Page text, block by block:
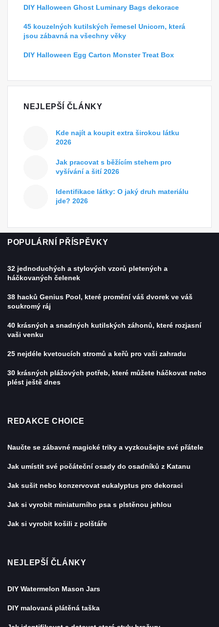
DIY Halloween Ghost Luminary Bags dekorace
45 kouzelných kutilských řemesel Unicorn, která
jsou zábavná na všechny věky
DIY Halloween Egg Carton Monster Treat Box
NEJLEPŠÍ ČLÁNKY
Kde najít a koupit extra širokou látku
2026
Jak pracovat s běžícím stehem pro
vyšívání a šití 2026
Identifikace látky: O jaký druh materiálu
jde? 2026
POPULÁRNÍ PŘÍSPĚVKY
32 jednoduchých a stylových vzorů pletených a
háčkovaných čelenek
38 hacků Genius Pool, které promění váš dvorek ve váš
soukromý ráj
40 krásných a snadných kutilských záhonů, které rozjasní
vaši venku
25 nejdéle kvetoucích stromů a keřů pro vaši zahradu
30 krásných plážových potřeb, které můžete háčkovat nebo
plést ještě dnes
REDAKCE CHOICE
Naučte se zábavné magické triky a vyzkoušejte své přátele
Jak umístit své počáteční osady do osadníků z Katanu
Jak sušit nebo konzervovat eukalyptus pro dekoraci
Jak si vyrobit miniaturního psa s plstěnou jehlou
Jak si vyrobit košili z polštáře
NEJLEPŠÍ ČLÁNKY
DIY Watermelon Mason Jars
DIY malovaná plátěná taška